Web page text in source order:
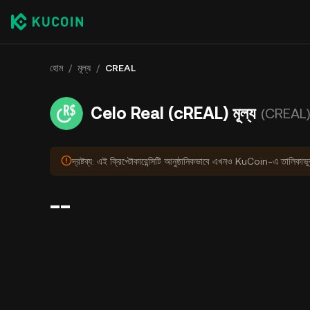
হোম / মূল্য / CREAL
Celo Real (cREAL) মূল্য (CREAL)
দ্রষ্টব্য: এই ক্রিপ্টোকারেন্সিটি আনুষ্ঠানিকভাবে এখনও KuCoin-এ
--